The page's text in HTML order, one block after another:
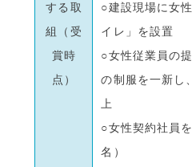
する取
組（受
賞時
点）
○建設現場に女
イレ」を設置
○女性従業員の
の制服を一新し
上
○女性契約社員
名）